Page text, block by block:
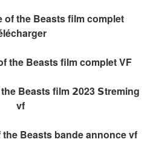
of the Beasts film complet
the Beasts film complet VF
Beasts film 𝟮023 𝗦treming
vf
Beasts bande annonce vf